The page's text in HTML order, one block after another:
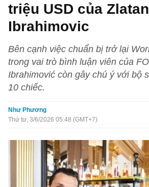
triệu USD của Zlatan
Ibrahimovic
Bên cạnh việc chuẩn bị trở lại
trong vai trò bình luận viên của
Ibrahimović còn gây chú ý với bộ
10 chiếc.
Như Phương
Thứ tư, 3/6/2026 05:48 (GMT+7)